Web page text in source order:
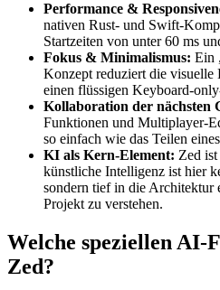
Performance &
nativen Rust- und Swift-
Startzeiten von unter 60 ms
Fokus & Minimalismus: Ein
Konzept reduziert die
einen flüssigen Keyboard-
Kollaboration der nächsten
Funktionen und Multiplayer-
so einfach wie das Teilen
KI als Kern-Element: Zed
künstliche Intelligenz ist hier
sondern tief in die Architektur
Projekt zu verstehen.
Welche speziellen AI-
Zed?